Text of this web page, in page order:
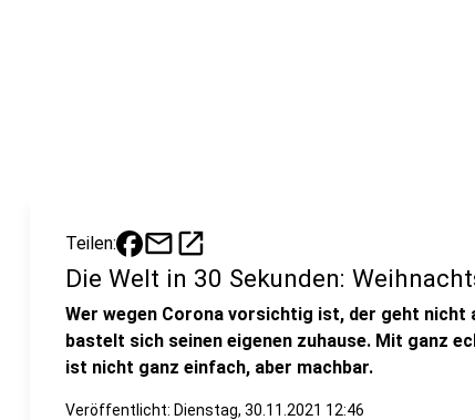
Teilen: mailopen_in_new
Die Welt in 30 Sekunden:
Wer wegen Corona vorsichtig ist, der geht nicht
bastelt sich seinen eigenen zuhause. Mit ganz
ist nicht ganz einfach, aber machbar.
Veröffentlicht: Dienstag, 30.11.2021 12:46